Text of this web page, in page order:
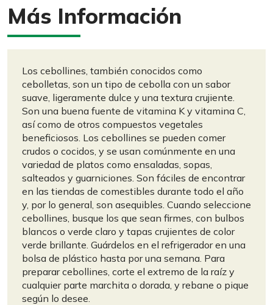
Más Información
Los cebollines, también conocidos como
cebolletas, son un tipo de cebolla con un sabor
suave, ligeramente dulce y una textura crujiente.
Son una buena fuente de vitamina K y vitamina C,
así como de otros compuestos vegetales
beneficiosos. Los cebollines se pueden comer
crudos o cocidos, y se usan comúnmente en una
variedad de platos como ensaladas, sopas,
salteados y guarniciones. Son fáciles de encontrar
en las tiendas de comestibles durante todo el año
y, por lo general, son asequibles. Cuando seleccione
cebollines, busque los que sean firmes, con bulbos
blancos o verde claro y tapas crujientes de color
verde brillante. Guárdelos en el refrigerador en una
bolsa de plástico hasta por una semana. Para
preparar cebollines, corte el extremo de la raíz y
cualquier parte marchita o dorada, y rebane o pique
según lo desee.